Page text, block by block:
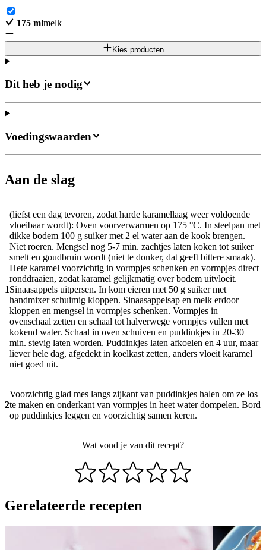
175 mlmelk
Kies producten
Dit heb je nodig
Aan de slag
1
(liefst een dag tevoren, zodat harde karamellaag weer voldoende
vloeibaar wordt): Oven voorverwarmen op 175 °C. In steelpan met
dikke bodem 100 g suiker met 2 el water aan de kook brengen.
Niet roeren. Mengsel nog 5-7 min. zachtjes laten koken tot suiker
smelt en goudbruin wordt (niet te donker, dat geeft bittere smaak).
Hete karamel voorzichtig in vormpjes schenken en vormpjes direct
ronddraaien, zodat karamel gelijkmatig over bodem uitvloeit.
Sinaasappels uitpersen. In kom eieren met 50 g suiker met
handmixer schuimig kloppen. Sinaasappelsap en melk erdoor
kloppen en mengsel in vormpjes schenken. Vormpjes in
ovenschaal zetten en schaal tot halverwege vormpjes vullen met
kokend water. Schaal in oven schuiven en puddinkjes in 20-30
min. stevig laten worden. Puddinkjes laten afkoelen en 4 uur, maar
liever hele dag, afgedekt in koelkast zetten, anders vloeit karamel
niet goed uit.
2
Voorzichtig glad mes langs zijkant van puddinkjes halen om ze los
te maken en onderkant van vormpjes in heet water dompelen. Bord
op puddinkjes leggen en voorzichtig samen keren.
Wat vond je van dit recept?
Voedingswaarden
Gerelateerde recepten